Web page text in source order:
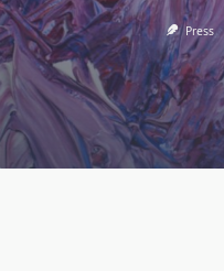
Press